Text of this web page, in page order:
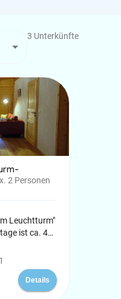
3 Unterkünfte
2 Personen
Leuchtturm"
ist ca. 45
mit
- 1
Details